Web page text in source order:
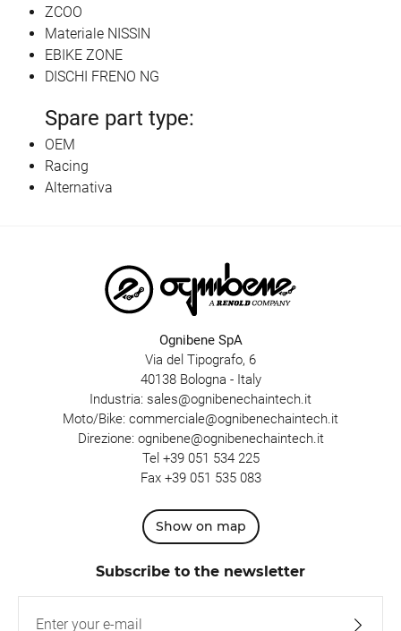
ZCOO
Materiale NISSIN
EBIKE ZONE
DISCHI FRENO NG
Spare part type:
OEM
Racing
Alternativa
Ognibene SpA
Via del Tipografo, 6
40138 Bologna - Italy
Industria: sales@ognibenechaintech.it
Moto/Bike: commerciale@ognibenechaintech.it
Direzione: ognibene@ognibenechaintech.it
Tel +39 051 534 225
Fax +39 051 535 083
Show on map
Subscribe to the newsletter